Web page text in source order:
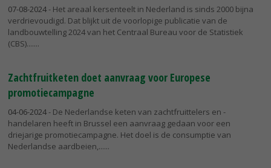
07-08-2024- Het areaal kersenteelt in Nederland is sinds 2000 bijna
verdrievoudigd. Dat blijkt uit de voorlopige publicatie van de
landbouwtelling 2024 van het Centraal Bureau voor de Statistiek
(CBS)....
Zachtfruitketen doet aanvraag voor Europese
promotiecampagne
04-06-2024- De Nederlandse keten van zachtfruittelers en -
handelaren heeft in Brussel een aanvraag gedaan voor een
driejarige promotiecampagne. Het doel is de consumptie van
Nederlandse aardbeien,...